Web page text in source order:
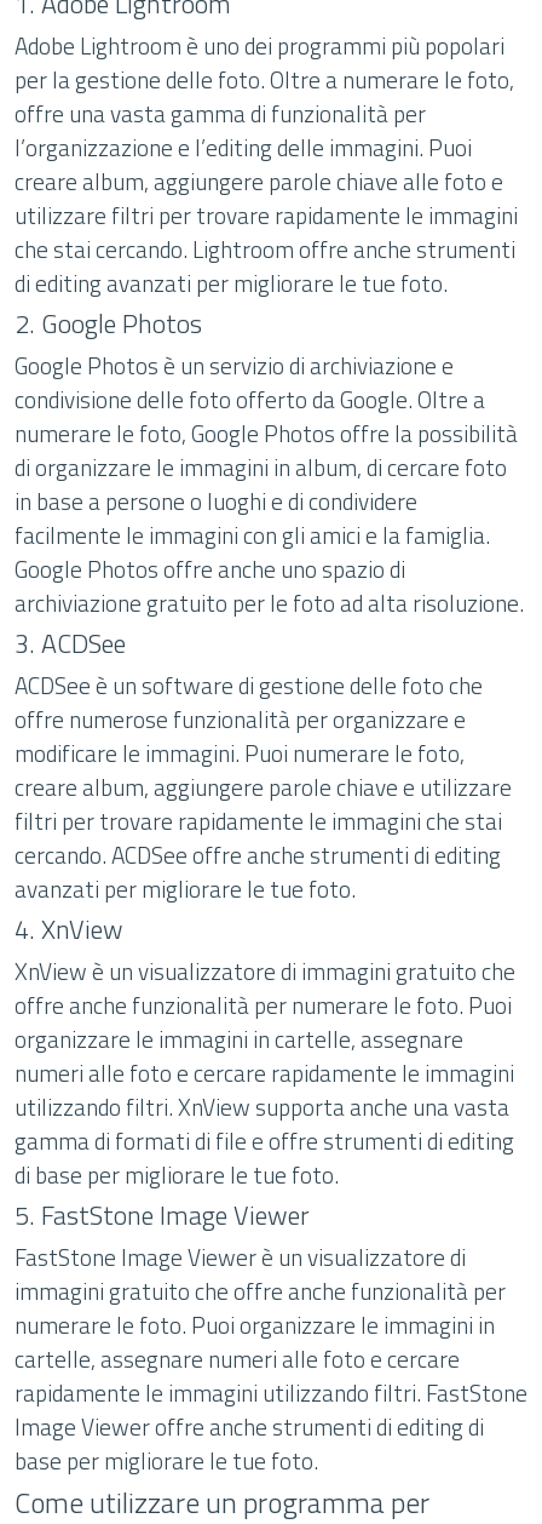
Adobe Lightroom è uno dei programmi più popolari
per la gestione delle foto. Oltre a numerare le foto,
offre una vasta gamma di funzionalità per
l’organizzazione e l’editing delle immagini. Puoi
creare album, aggiungere parole chiave alle foto e
utilizzare filtri per trovare rapidamente le immagini
che stai cercando. Lightroom offre anche strumenti
di editing avanzati per migliorare le tue foto.
2. Google Photos
Google Photos è un servizio di archiviazione e
condivisione delle foto offerto da Google. Oltre a
numerare le foto, Google Photos offre la possibilità
di organizzare le immagini in album, di cercare foto
in base a persone o luoghi e di condividere
facilmente le immagini con gli amici e la famiglia.
Google Photos offre anche uno spazio di
archiviazione gratuito per le foto ad alta risoluzione.
3. ACDSee
ACDSee è un software di gestione delle foto che
offre numerose funzionalità per organizzare e
modificare le immagini. Puoi numerare le foto,
creare album, aggiungere parole chiave e utilizzare
filtri per trovare rapidamente le immagini che stai
cercando. ACDSee offre anche strumenti di editing
avanzati per migliorare le tue foto.
4. XnView
XnView è un visualizzatore di immagini gratuito che
offre anche funzionalità per numerare le foto. Puoi
organizzare le immagini in cartelle, assegnare
numeri alle foto e cercare rapidamente le immagini
utilizzando filtri. XnView supporta anche una vasta
gamma di formati di file e offre strumenti di editing
di base per migliorare le tue foto.
5. FastStone Image Viewer
FastStone Image Viewer è un visualizzatore di
immagini gratuito che offre anche funzionalità per
numerare le foto. Puoi organizzare le immagini in
cartelle, assegnare numeri alle foto e cercare
rapidamente le immagini utilizzando filtri. FastStone
Image Viewer offre anche strumenti di editing di
base per migliorare le tue foto.
Come utilizzare un programma per